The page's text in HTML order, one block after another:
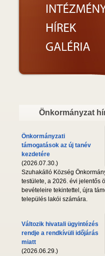
Önkormányzat
Önkormányzati
támogatások az új tanév
kezdetére
(2026.07.30.)
Szuhakálló Község
testülete, a 2026. évi jelentős
bevételeire tekintettel, újra
település lakói számára.
Változik hivatali ügyintézés
rendje a rendkívüli időjárás
miatt
(2026.06.29.)